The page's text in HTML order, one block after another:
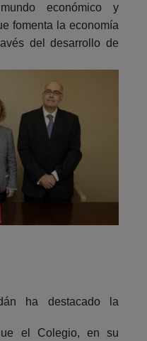
económico y
fomenta la economía
del desarrollo de
ha destacado la
el Colegio, en su